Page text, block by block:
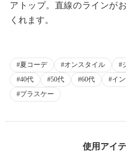
アトップ。直線のラインが
くれます。
夏コーデ オンスタイル
40代
50代 60代
イ
プラスケー
使用アイ